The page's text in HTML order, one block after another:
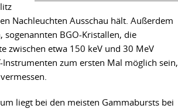
Nachleuchten Ausschau hält. Außerdem
BGO-Kristallen, die
zwischen etwa 150 keV und 30 MeV
Instrumenten zum ersten Mal möglich sein,
liegt bei den meisten Gammabursts bei